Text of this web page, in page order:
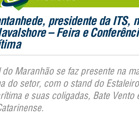
presidente da ITS,
– Feira e
Maranhão se faz presente na
do setor, com o stand do
e suas coligadas, Bate Vento